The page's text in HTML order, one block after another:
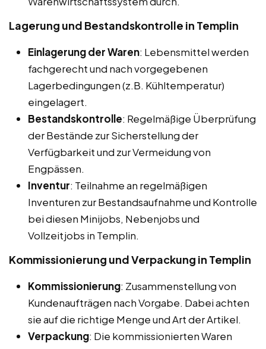
Lagerung und Bestandskontrolle in Templin
Einlagerung der Waren: Lebensmittel werden
fachgerecht und nach vorgegebenen
Lagerbedingungen (z.B. Kühltemperatur)
eingelagert.
Bestandskontrolle: Regelmäßige Überprüfung
der Bestände zur Sicherstellung der
Verfügbarkeit und zur Vermeidung von
Engpässen.
Inventur: Teilnahme an regelmäßigen
Inventuren zur Bestandsaufnahme und Kontrolle
bei diesen Minijobs, Nebenjobs und
Vollzeitjobs in Templin.
Kommissionierung und Verpackung in Templin
Kommissionierung: Zusammenstellung von
Kundenaufträgen nach Vorgabe. Dabei achten
sie auf die richtige Menge und Art der Artikel.
Verpackung: Die kommissionierten Waren